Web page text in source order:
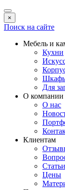
×
Поиск на сайте
Мебель и
Кухни
Для
О компании
О нас
Клиентам
Статьи
Цены